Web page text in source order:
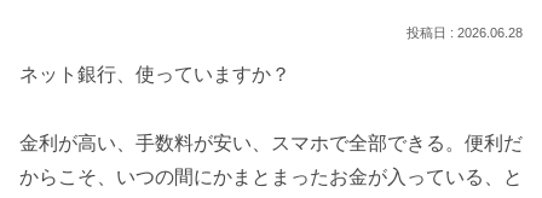
2026.06.28
ネット銀行、使っていますか？
金利が高い、手数料が安い、スマホで全部できる。便利だ
からこそ、いつの間にかまとまったお金が入っている、と